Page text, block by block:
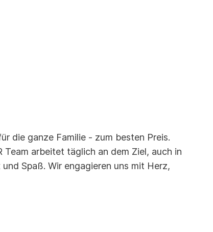
die ganze Familie - zum besten Preis.
arbeitet täglich an dem Ziel, auch in
Spaß. Wir engagieren uns mit Herz,